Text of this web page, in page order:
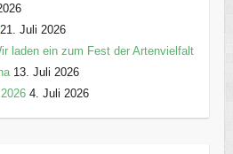
21. Juli 2026
laden ein zum Fest der Artenvielfalt
13. Juli 2026
4. Juli 2026